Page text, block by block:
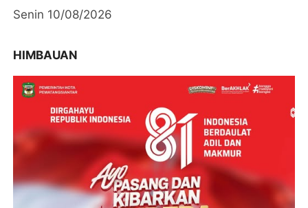
Senin 10/08/2026
HIMBAUAN